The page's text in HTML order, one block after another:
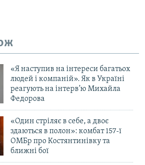
«Я наступив на інтереси багатьох
людей і компаній». Як в Україні
реагують на інтерв’ю Михайла
Федорова
«Один стріляє в себе, а двоє
здаються в полон»: комбат 157-ї
ОМБр про Костянтинівку та
ближні бої